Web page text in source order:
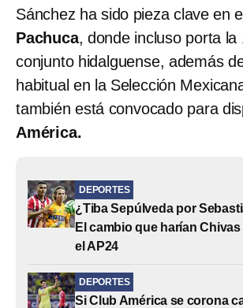
Sánchez ha sido pieza clave en
Pachuca, donde incluso porta la
conjunto hidalguense, además
habitual en la Selección
también está convocado para
América.
DEPORTES
¿Tiba Sepúlveda por
El cambio que harían
el AP24
DEPORTES
Si Club América se corona